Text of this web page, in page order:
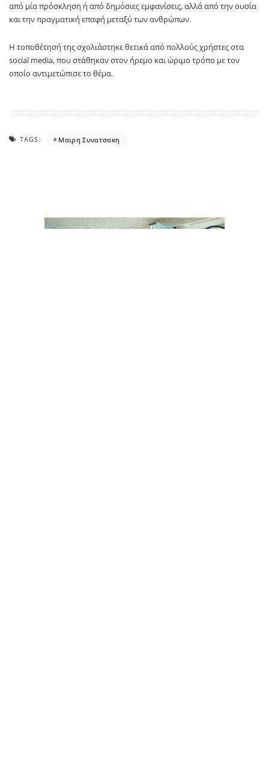
από μία πρόσκληση ή από δημόσιες εμφανίσεις, αλλά από την ουσία
και την πραγματική επαφή μεταξύ των ανθρώπων.
Η τοποθέτησή της σχολιάστηκε θετικά από πολλούς χρήστες στα
social media, που στάθηκαν στον ήρεμο και ώριμο τρόπο με τον
οποίο αντιμετώπισε το θέμα.
TAGS: Μαιρη Συνατσακη